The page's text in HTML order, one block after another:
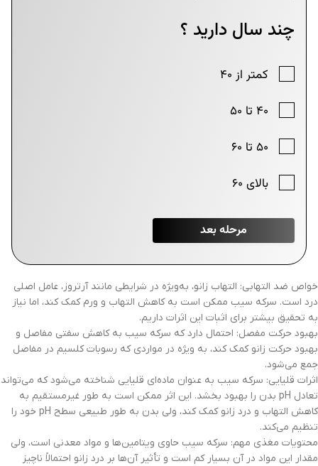
خواص ضد التهابی: التهاب زانو، به‌ویژه در شرایطی مانند آرتروز، عامل اصلی
درد است. سرکه سیب ممکن است به کاهش التهاب و ورم کمک کند، اما نیاز
به تحقیق بیشتر برای اثبات این اثرات داریم.
بهبود حرکت مفصل: احتمال دارد که سرکه سیب به کاهش سفتی مفاصل و
بهبود حرکت زانو کمک کند، به ویژه در مواردی که رسوبات کلسیم در مفاصل
جمع می‌شود.
اثرات قلیایی: سرکه سیب به عنوان ماده‌ای قلیایی شناخته می‌شود که می‌تواند
تعادل pH بدن را بهبود بخشد. این اثر ممکن است به طور غیرمستقیم به
کاهش التهاب و درد زانو کمک کند، ولی بدن به طور طبیعی سطح pH خود را
تنظیم می‌کند.
محتویات مغذی مهم: سرکه سیب حاوی ویتامین‌ها و مواد معدنی است، ولی
مقدار این مواد در آن بسیار کم است و تأثیر آن‌ها بر درد زانو احتمالاً ناچیز